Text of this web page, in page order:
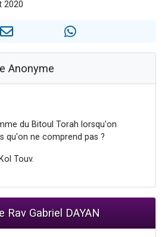
viennent de faire un don pour 5 enfants déjà orphelins risquent de perdre leur maman
2 personnes viennent de faire un don pour Reloger Rivka, 6 enfants, victime de violences...
reste 49 places pour étudier en groupe sur Zoom
viennent de faire un don pour Diane, 80 ans, dans un appartement insalubre
2020
Anonyme
du Bitoul Torah lorsqu'on
qu'on ne comprend pas ?
Touv.
Gabriel DAYAN